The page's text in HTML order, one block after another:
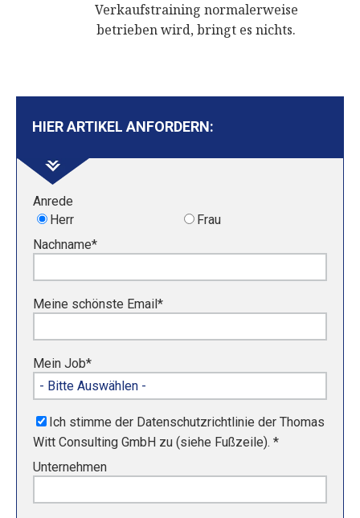
Verkaufstraining normalerweise
betrieben wird, bringt es nichts.
HIER ARTIKEL ANFORDERN:
Anrede
Herr
Frau
Nachname*
Meine schönste Email *
Mein Job*
Ich stimme der Datenschutzrichtlinie der Thomas
Witt Consulting GmbH zu (siehe Fußzeile). *
Unternehmen